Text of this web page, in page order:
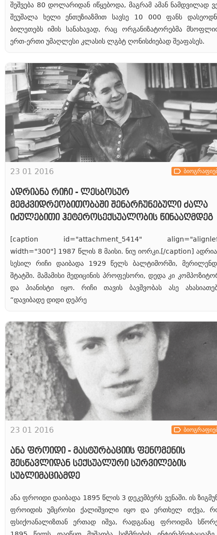
შეშვება 80 დოლარიდან იწყებოდა, მაგრამ ამან ნამდვილად
შეუშალა ხელი ენთუზიაზმით სავსე 10 000 ფანს
ბილეთებს იმის სანახავად, რაც ორგანიზატორებმა
ერთ-ერთი უმაღლესი კლასის ლგბტ ღონისძიებად შეაფასეს.
23 01 2016
ადრიანა რიჩი - ლესბოსურ
მემკვიდრეობითობაში შენარჩუნებული ძალა
იძულებითი ჰეტეროსექსუალობის წინააღმდეგ
[caption id="attachment_5414"
width="300"] 1987 წლის 8 მაისი. ნიუ იორკი.[/caption]
სესილ რიჩი დაიბადა 1929 წელს ბალტიმორში,
შტატში. მამამისი მედიცინის პროფესორი, დედა კი
და პიანისტი იყო. რიჩი თავის ბავშვობას ასე
“დავიბადე დიდი დეპრე
23 01 2016
ანა ფროიდი - მასტურბაციის ფენომენის
შესწავლიდან სექსუალური სურვილების
სუბლიმაციამდე
ანა ფროიდი დაიბადა 1895 წლის 3 დეკემბერს ვენაში. ის
ფროიდის უმცროსი ქალიშვილი იყო და ერთხელ თქვა,
ფსიქოანალიზთან ერთად იშვა, რადგანაც ფროიდმა